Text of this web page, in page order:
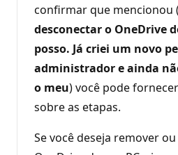
confirmar que mencionou
desconectar o OneDrive
posso. Já criei um novo
administrador e ainda
o meu) você pode
sobre as etapas.
Se você deseja remover